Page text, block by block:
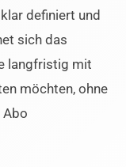
definiert und
sich das
langfristig mit
möchten, ohne
Abo